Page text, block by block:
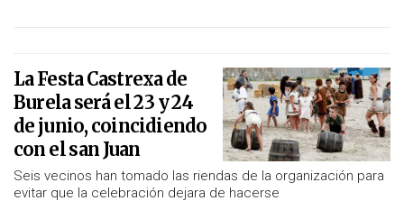
LaFesta Castrexade
Burela será el 23 y 24
de junio, coincidiendo
con el san Juan
Seis vecinos han tomado las riendas de la organización para
evitar que la celebración dejara de hacerse